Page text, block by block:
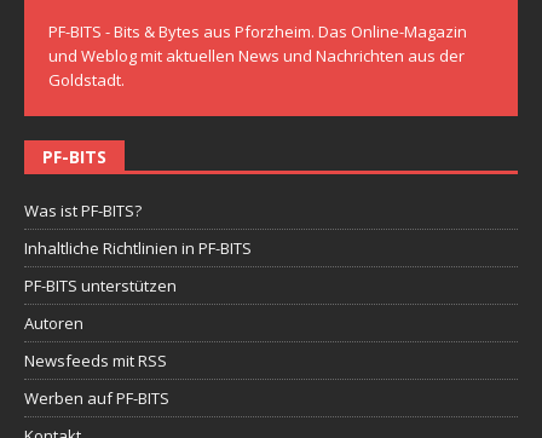
PF-BITS - Bits & Bytes aus Pforzheim. Das Online-Magazin
und Weblog mit aktuellen News und Nachrichten aus der
Goldstadt.
PF-BITS
Was ist PF-BITS?
Inhaltliche Richtlinien in PF-BITS
PF-BITS unterstützen
Autoren
Newsfeeds mit RSS
Werben auf PF-BITS